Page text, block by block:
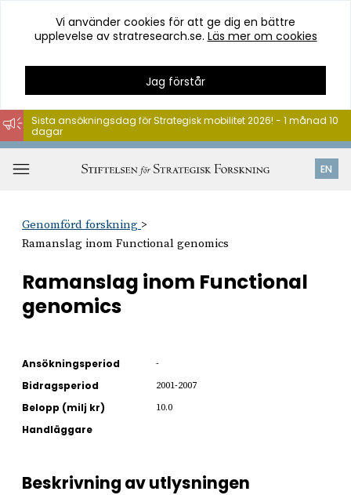
Hoppa
till
innehåll
Vi använder cookies för att ge dig en bättre
upplevelse av stratresearch.se. Läs mer om cookies
Jag förstår
EN
Sista ansökningsdag för Strategisk mobilitet 2026! - 1 månad 10
dagar
Genomförd forskning
Ramanslag inom Functional genomics
Ramanslag inom Functional
genomics
Ansökningsperiod -
Bidragsperiod 2001-2007
Belopp (milj kr) 10.0
Handläggare
Beskrivning av utlysningen